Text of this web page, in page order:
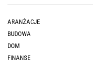
ARANŻACJE
BUDOWA
DOM
FINANSE